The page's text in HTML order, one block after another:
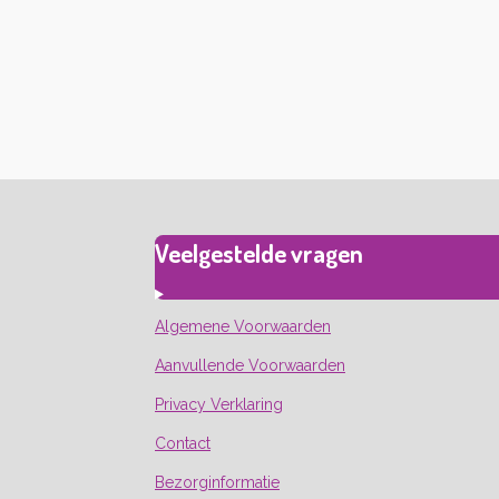
Veelgestelde vragen
Algemene Voorwaarden
Aanvullende Voorwaarden
Privacy Verklaring
Contact
Bezorginformatie